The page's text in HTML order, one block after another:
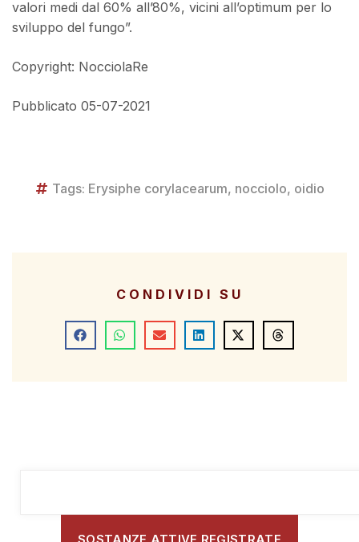
valori medi dal 60% all’80%, vicini all’optimum per lo
sviluppo del fungo”.
Copyright: NocciolaRe
Pubblicato 05-07-2021
Tags: Erysiphe corylacearum, nocciolo, oidio
CONDIVIDI SU
SOSTANZE ATTIVE REGISTRATE